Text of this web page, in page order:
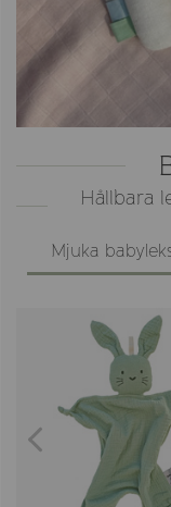
Hållbara
Mjuka